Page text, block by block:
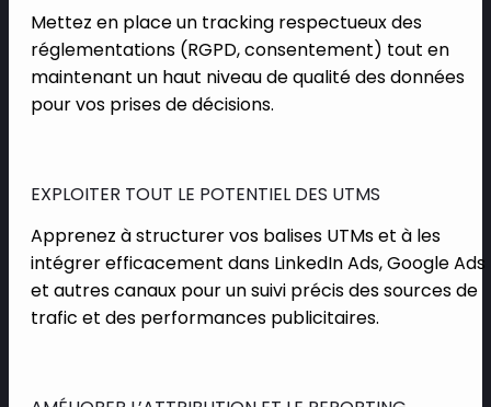
Mettez en place un tracking respectueux des
réglementations (RGPD, consentement) tout en
maintenant un haut niveau de qualité des données
pour vos prises de décisions.
EXPLOITER TOUT LE POTENTIEL DES UTMS
Apprenez à structurer vos balises UTMs et à les
intégrer efficacement dans LinkedIn Ads, Google Ads
et autres canaux pour un suivi précis des sources de
trafic et des performances publicitaires.